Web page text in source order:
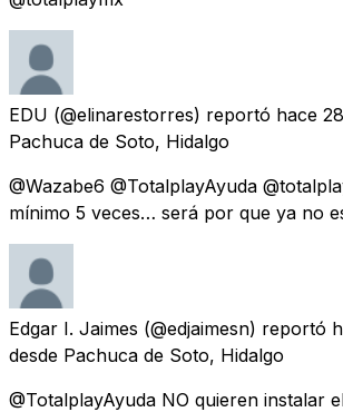
EDU (@elinarestorres) reportó hace
Pachuca de Soto, Hidalgo
@Wazabe6 @TotalplayAyuda
mínimo 5 veces… será por que ya no
Edgar I. Jaimes (@edjaimesn) reportó
desde Pachuca de Soto, Hidalgo
@TotalplayAyuda NO quieren instalar